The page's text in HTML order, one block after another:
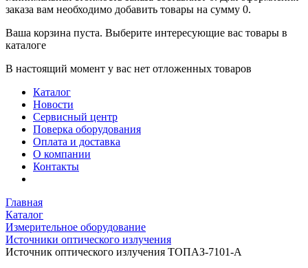
заказа вам необходимо добавить товары на сумму 0.
Ваша корзина пуста. Выберите интересующие вас товары в
каталоге
В настоящий момент у вас нет отложенных товаров
Каталог
Новости
Сервисный центр
Поверка оборудования
Оплата и доставка
О компании
Контакты
Главная
Каталог
Измерительное оборудование
Источники оптического излучения
Источник оптического излучения ТОПАЗ-7101-A